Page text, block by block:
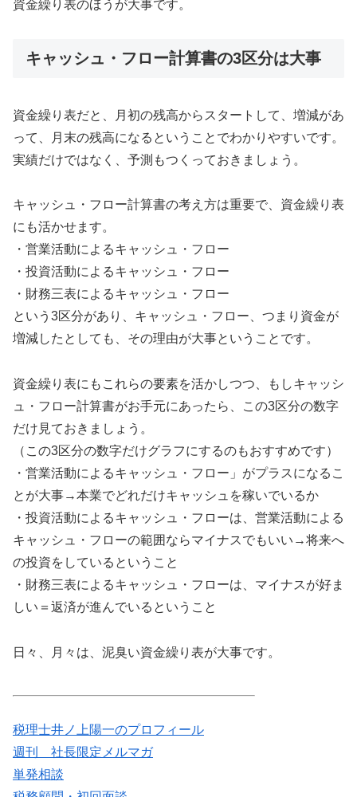
資金繰り表のほうが大事です。
キャッシュ・フロー計算書の3区分は大事
資金繰り表だと、月初の残高からスタートして、増減があ
って、月末の残高になるということでわかりやすいです。
実績だけではなく、予測もつくっておきましょう。
キャッシュ・フロー計算書の考え方は重要で、資金繰り表
にも活かせます。
・営業活動によるキャッシュ・フロー
・投資活動によるキャッシュ・フロー
・財務三表によるキャッシュ・フロー
という3区分があり、キャッシュ・フロー、つまり資金が
増減したとしても、その理由が大事ということです。
資金繰り表にもこれらの要素を活かしつつ、もしキャッシ
ュ・フロー計算書がお手元にあったら、この3区分の数字
だけ見ておきましょう。
（この3区分の数字だけグラフにするのもおすすめです）
・営業活動によるキャッシュ・フロー」がプラスになるこ
とが大事→本業でどれだけキャッシュを稼いでいるか
・投資活動によるキャッシュ・フローは、営業活動による
キャッシュ・フローの範囲ならマイナスでもいい→将来へ
の投資をしているということ
・財務三表によるキャッシュ・フローは、マイナスが好ま
しい＝返済が進んでいるということ
日々、月々は、泥臭い資金繰り表が大事です。
税理士井ノ上陽一のプロフィール
週刊 社長限定メルマガ
単発相談